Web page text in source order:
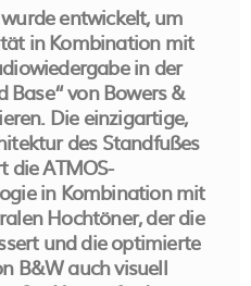
entwickelt, um
in Kombination mit
in der
Base“ von Bowers &
Die einzigartige,
des Standfußes
die ATMOS-
in Kombination mit
Hochtöner, der die
und die optimierte
B&W auch visuell